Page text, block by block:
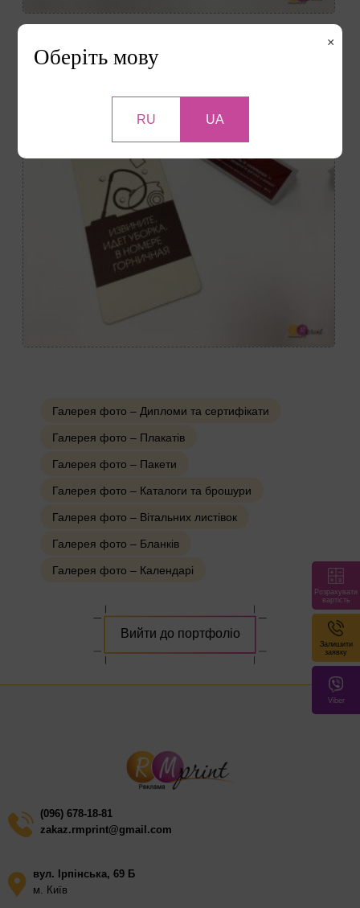
Галерея фото – Дипломи та сертифікати
Галерея фото – Плакатів
Галерея фото – Пакети
Галерея фото – Каталоги та брошури
Галерея фото – Вітальних листівок
Галерея фото – Бланків
Галерея фото – Календарі
Вийти до портфоліо
(096) 678-18-81
zakaz.rmprint@gmail.com
вул. Ірпінська, 69 Б
м. Київ
×
Оберіть мову
RU UA
Розрахувати
вартість
Залишити
заявку
Viber